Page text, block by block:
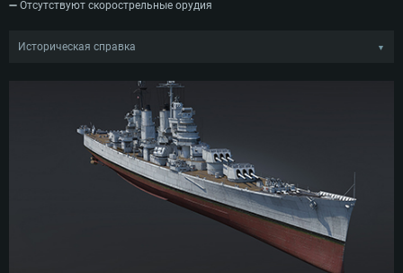
➖ Отсутствуют скорострельные орудия
Историческая справка ▼
производственной серии тяжёлых крейсеров класса Baltimore. Корабль
был спущен на воду примерно через год и официально встал на
вооружение ВМФ в октябре 1944 года. После ввода в строй USS Pittsburgh
был направлен на Тихоокеанский театр военных действий, где он
присоединился к 58-й оперативной группе на Гавайях для своей первой
операции: штурма Иводзимы.
Впрочем, в самом десанте Pittsburgh участия не принимал: он
обеспечивал прикрытие налётам на аэродромы на Японских островах, а
также охранял авианосный флот во время вторжения на Окинаву,
уничтожая японские самолёты. После битвы за Окинаву тяжёлый крейсер
попал в мощный тайфун, где корабль был сильно поврежден из-за
отрыва носовой части. Однако Pittsburgh сумел вернуться в порт, где до
конца войны находился на ремонте. Он был переведен в резерв в 1946